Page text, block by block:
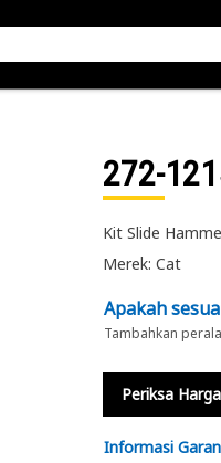
272-
Kit Slide
Merek: Cat
Apakah
Tambahkan
Periksa Harga
Informasi